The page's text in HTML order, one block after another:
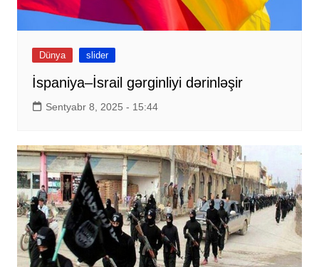
Dünya slider
İspaniya–İsrail gərginliyi dərinləşir
Sentyabr 8, 2025 - 15:44